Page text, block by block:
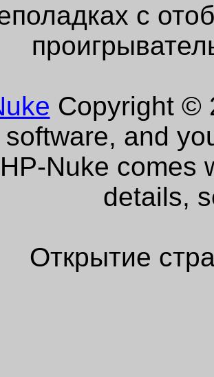
с
Copyright ©
and
Nuke comes
details,
Открытие